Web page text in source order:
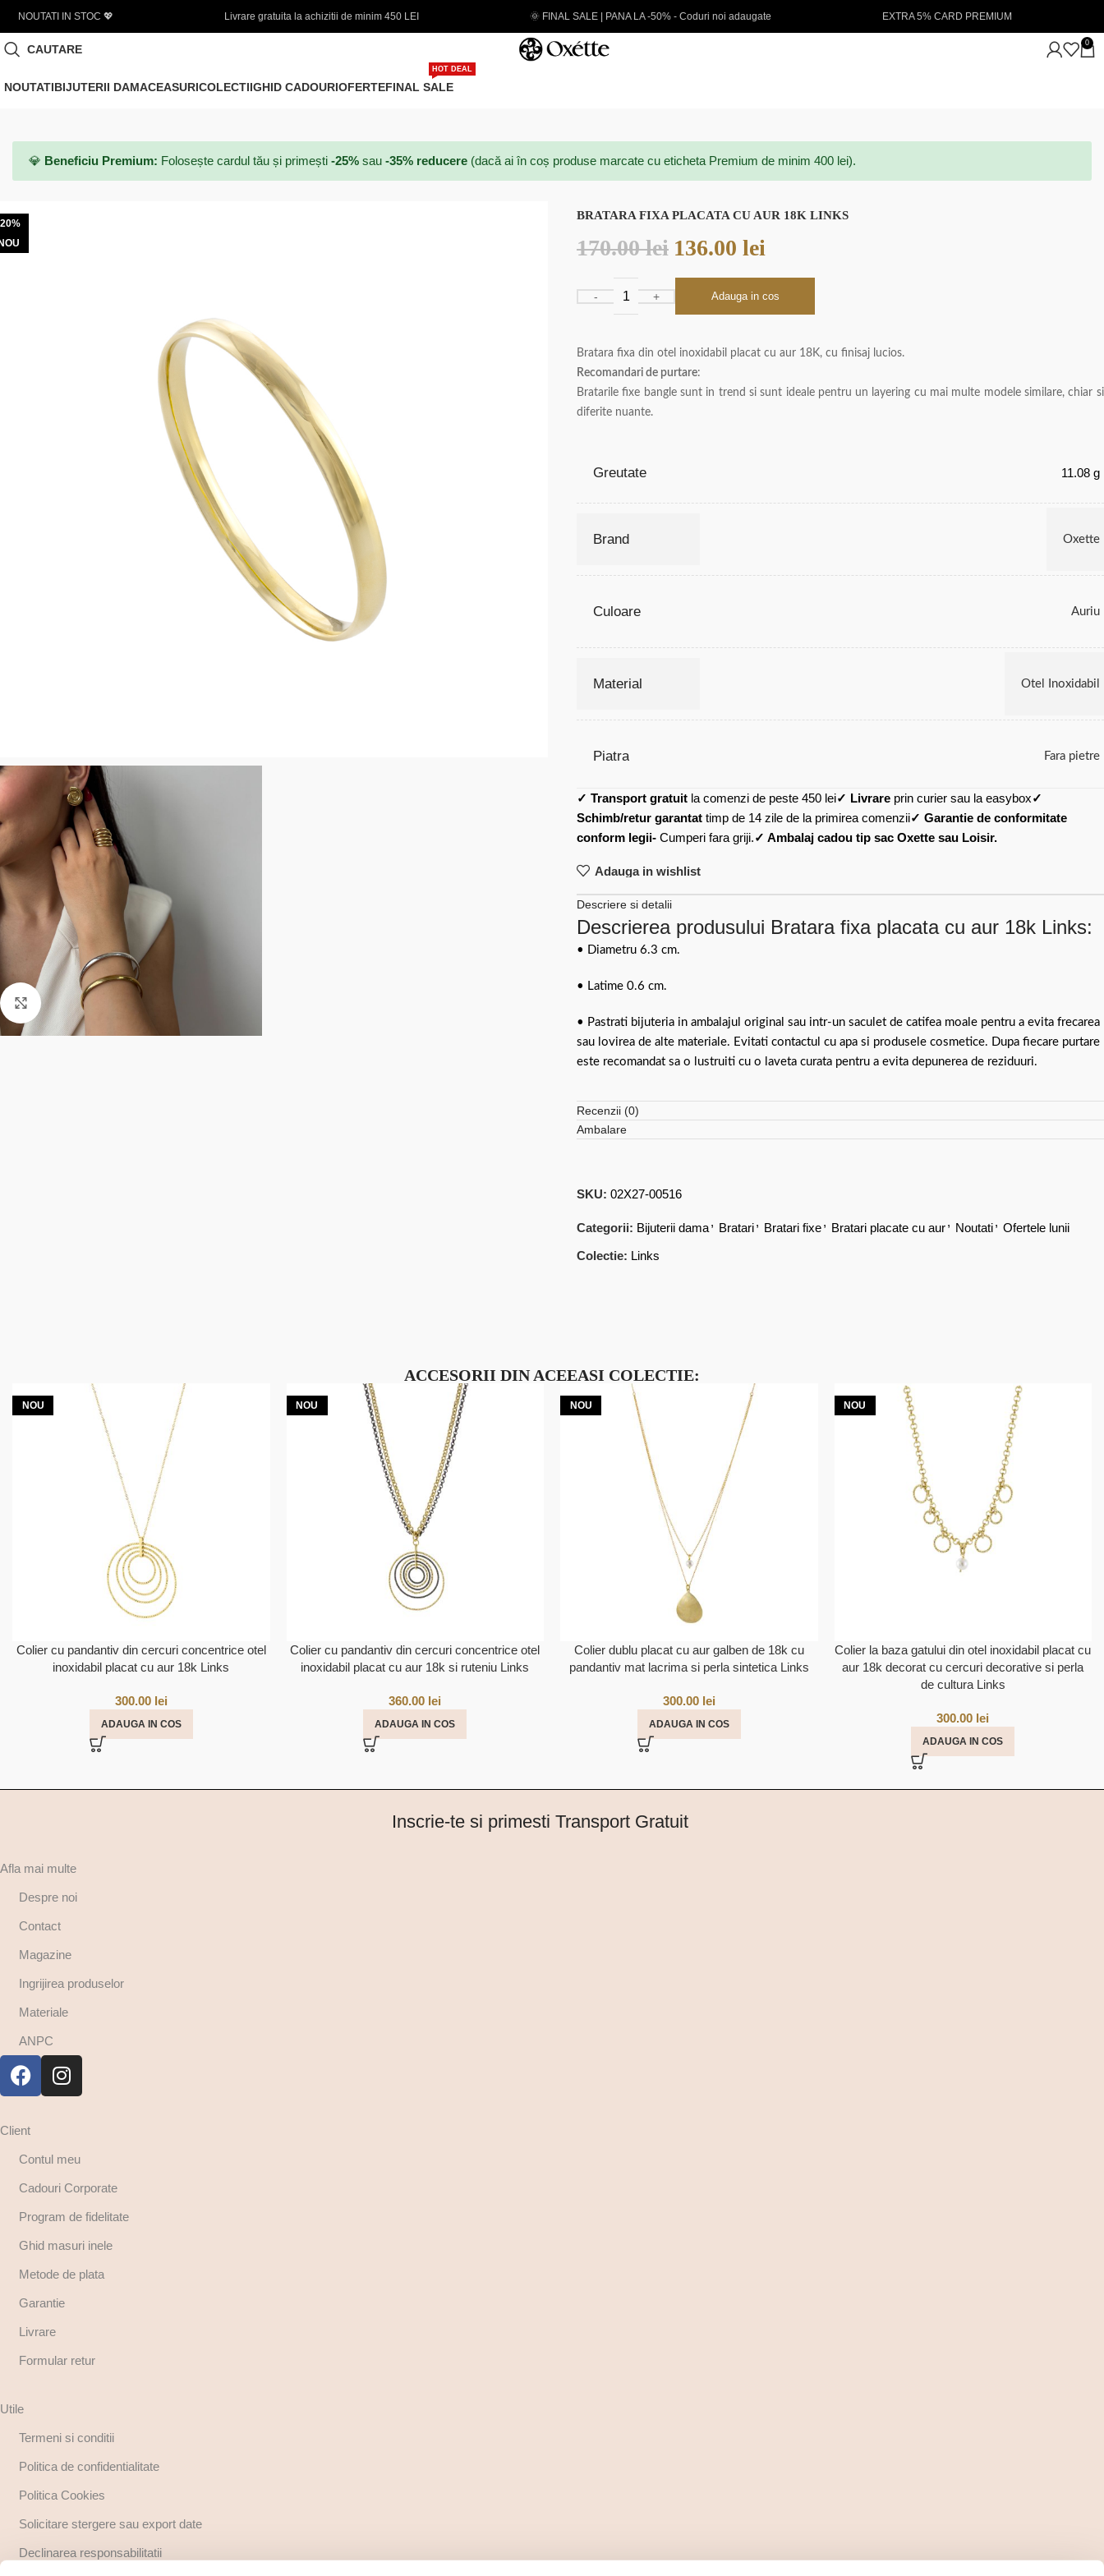
Livrare gratuita la achizitii de minim 450 LEI 🌞 FINAL SALE | PANA LA -50% - Coduri noi adaugate EXTRA 5% CARD PREMIUM NOUTATI IN STOC 💖
CAUTARE 0
NOUTATIBIJUTERII DAMACEASURICOLECTIIGHID CADOURIOFERTEFINAL SALE
HOT DEAL
💎 Beneficiu Premium: Folosește cardul tău și primești -25% sau -35% reducere (dacă ai în coș produse marcate cu eticheta Premium de minim 400 lei).
Click to enlarge
BRATARA FIXA PLACATA CU AUR 18K LINKS
170.00lei 136.00 lei
Adauga in cos
Bratara fixa din otel inoxidabil placat cu aur 18K, cu finisaj lucios.
Recomandari de purtare:
Bratarile fixe bangle sunt in trend si sunt ideale pentru un layering cu mai multe modele similare, chiar
diferite nuante.
Greutate 11.08 g
Brand Oxette
Culoare Auriu
Material Otel Inoxidabil
Piatra Fara pietre
✓ Transport gratuit la comenzi de peste 450 lei✓ Livrare prin curier sau la easybox✓
Schimb/retur garantat timp de 14 zile de la primirea comenzii✓ Garantie de conformitate
conform legii- Cumperi fara griji.✓ Ambalaj cadou tip sac Oxette sau Loisir.
Adauga in wishlist
Descriere si detalii
Descrierea produsului Bratara fixa placata cu aur 18k Links:
• Diametru 6.3 cm.
• Latime 0.6 cm.
• Pastrati bijuteria in ambalajul original sau intr-un saculet de catifea moale pentru a evita frecarea
sau lovirea de alte materiale. Evitati contactul cu apa si produsele cosmetice. Dupa fiecare purtare
este recomandat sa o lustruiti cu o laveta curata pentru a evita depunerea de reziduuri.
Recenzii (0)
Ambalare
SKU: 02X27-00516
Categorii: Bijuterii dama, Bratari, Bratari fixe, Bratari placate cu aur, Noutati, Ofertele lunii
Colectie: Links
ACCESORII DIN ACEEASI COLECTIE:
NOU
Colier cu pandantiv din cercuri concentrice otel
inoxidabil placat cu aur 18k Links
300.00 lei
ADAUGA IN COS
NOU
Colier cu pandantiv din cercuri concentrice otel
inoxidabil placat cu aur 18k si ruteniu Links
360.00 lei
ADAUGA IN COS
NOU
Colier dublu placat cu aur galben de 18k cu
pandantiv mat lacrima si perla sintetica Links
300.00 lei
ADAUGA IN COS
NOU
Colier la baza gatului din otel inoxidabil placat cu
aur 18k decorat cu cercuri decorative si perla
de cultura Links
300.00 lei
ADAUGA IN COS
Inscrie-te si primesti Transport Gratuit
Afla mai multe
Despre noi
Contact
Magazine
Ingrijirea produselor
Materiale
ANPC
Client
Contul meu
Cadouri Corporate
Program de fidelitate
Ghid masuri inele
Metode de plata
Garantie
Livrare
Formular retur
Utile
Termeni si conditii
Politica de confidentialitate
Politica Cookies
Solicitare stergere sau export date
Declinarea responsabilitatii